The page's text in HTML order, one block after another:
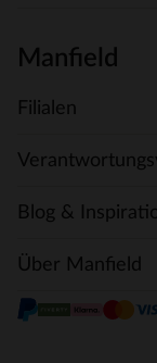
Manfield
Filialen
Blog &
Über Manfield